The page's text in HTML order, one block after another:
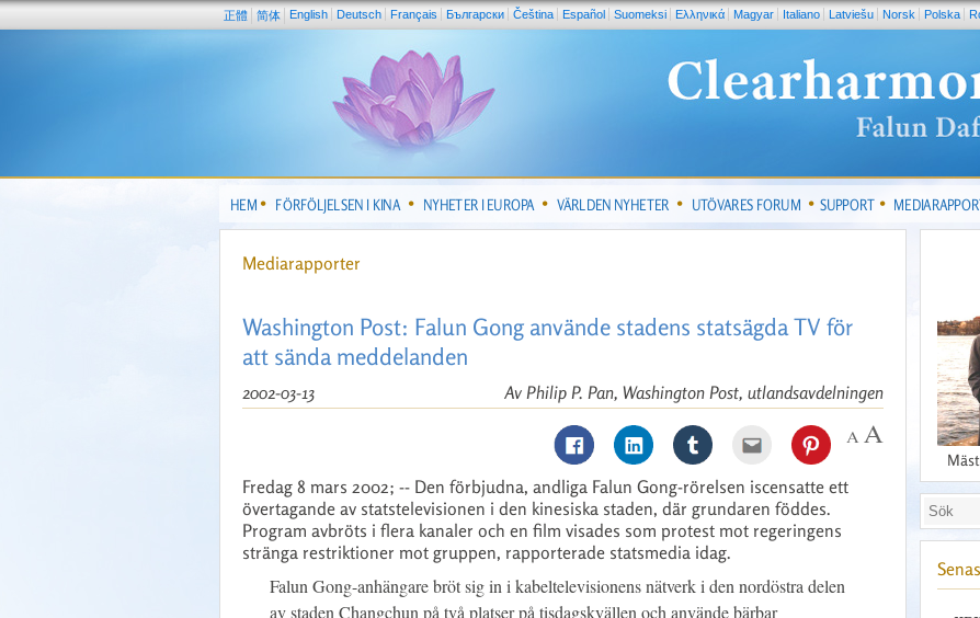
正體 简体 English Deutsch Français Български Čeština Español Suomeksi Ελληνικά Magyar Italiano Latviešu Norsk Polska
HEM FÖRFÖLJELSEN I KINA NYHETER I EUROPA VÄRLDEN NYHETER UTÖVARES FORUM SUPPORT
Mediarapporter
Washington Post: Falun Gong använde stadens statsägda TV för
att sända meddelanden
Av Philip P. Pan, Washington Post, utlandsavdelningen
2002-03-13
Fredag 8 mars 2002; -- Den förbjudna, andliga Falun Gong-rörelsen iscensatte ett
övertagande av statstelevisionen i den kinesiska staden, där grundaren föddes.
Program avbröts i flera kanaler och en film visades som protest mot regeringens
stränga restriktioner mot gruppen, rapporterade statsmedia idag.
Falun Gong-anhängare bröt sig in i kabeltelevisionens nätverk i den nordöstra delen
av staden Changchun på två platser på tisdagskvällen och använde bärbar